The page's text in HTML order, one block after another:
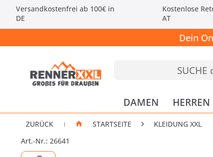
Versandkostenfrei ab 100€ in
DE
Kostenlose
AT
Dein
DAMEN HERREN
ZURÜCK | STARTSEITE KLEIDUNG XXL
Art.-Nr.: 26641